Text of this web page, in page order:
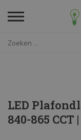
LED
840-865 CCT